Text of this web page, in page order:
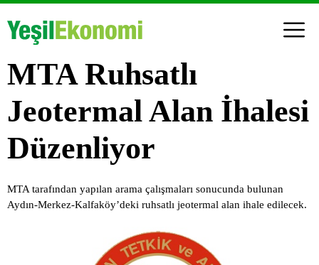
MTA Ruhsatlı
Jeotermal Alan İhalesi
Düzenliyor
MTA tarafından yapılan arama çalışmaları sonucunda bulunan
Aydın-Merkez-Kalfaköy’deki ruhsatlı jeotermal alan ihale edilecek.